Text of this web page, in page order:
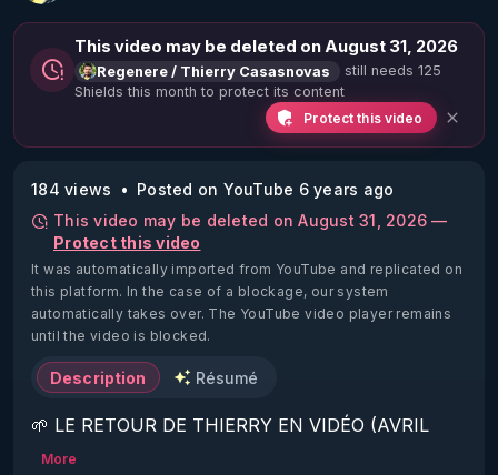
This video may be deleted on August 31, 2026
Regenere / Thierry Casasnovas
still needs 125
Shields this month to protect its content
Protect this video
184 views
Posted on YouTube 6 years ago
This video may be deleted on August 31, 2026 —
Protect this video
It was automatically imported from YouTube and replicated on
this platform. In the case of a blockage, our system
automatically takes over. The YouTube video player remains
until the video is blocked.
Description Résumé
🌱 LE RETOUR DE THIERRY EN VIDÉO (AVRIL
2022)!
More